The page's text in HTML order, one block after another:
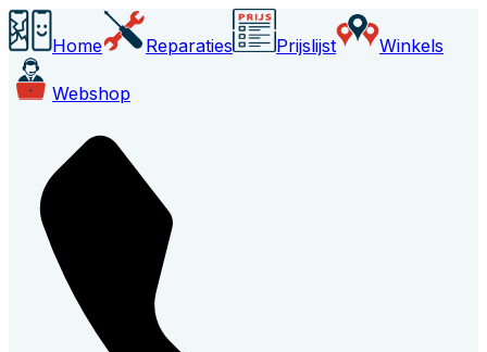
Home Reparaties Prijslijst Winkels
Webshop